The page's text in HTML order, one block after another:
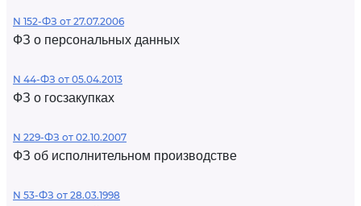
N 152-ФЗ от 27.07.2006
ФЗ о персональных данных
N 44-ФЗ от 05.04.2013
ФЗ о госзакупках
N 229-ФЗ от 02.10.2007
ФЗ об исполнительном производстве
N 53-ФЗ от 28.03.1998